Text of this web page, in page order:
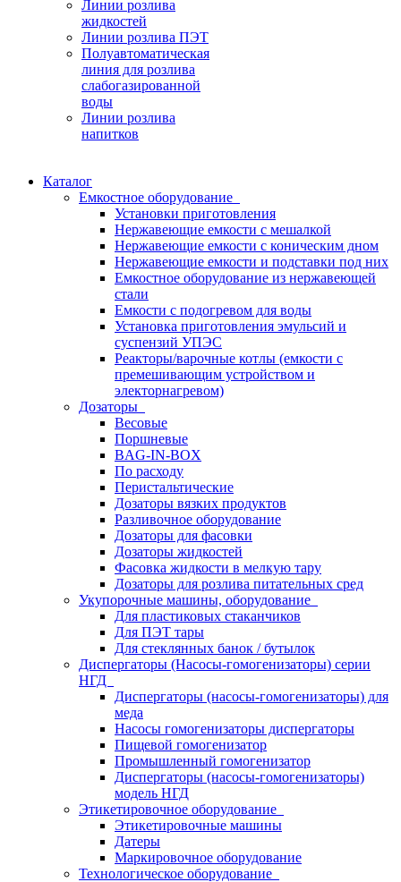
Линии розлива
жидкостей
Линии розлива ПЭТ
Полуавтоматическая
линия для розлива
слабогазированной
воды
Линии розлива
напитков
Каталог
Емкостное оборудование
Установки приготовления
Нержавеющие емкости с мешалкой
Нержавеющие емкости с коническим дном
Нержавеющие емкости и подставки под них
Емкостное оборудование из нержавеющей
стали
Емкости с подогревом для воды
Установка приготовления эмульсий и
суспензий УПЭС
Реакторы/варочные котлы (емкости с
премешивающим устройством и
электорнагревом)
Дозаторы
Весовые
Поршневые
BAG-IN-BOX
По расходу
Перистальтические
Дозаторы вязких продуктов
Разливочное оборудование
Дозаторы для фасовки
Дозаторы жидкостей
Фасовка жидкости в мелкую тару
Дозаторы для розлива питательных сред
Укупорочные машины, оборудование
Для пластиковых стаканчиков
Для ПЭТ тары
Для стеклянных банок / бутылок
Диспергаторы (Насосы-гомогенизаторы) серии
НГД
Диспергаторы (насосы-гомогенизаторы) для
меда
Насосы гомогенизаторы диспергаторы
Пищевой гомогенизатор
Промышленный гомогенизатор
Диспергаторы (насосы-гомогенизаторы)
модель НГД
Этикетировочное оборудование
Этикетировочные машины
Датеры
Маркировочное оборудование
Технологическое оборудование